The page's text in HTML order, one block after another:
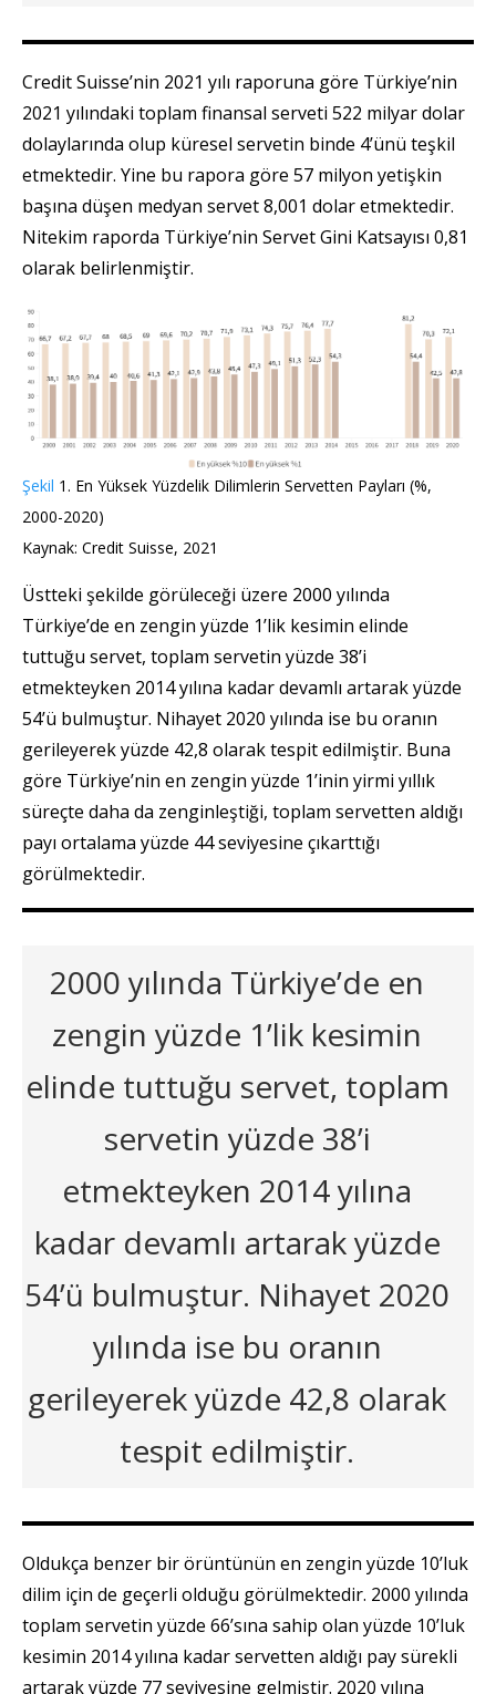
Credit Suisse’nin 2021 yılı raporuna göre Türkiye’nin
2021 yılındaki toplam finansal serveti 522 milyar dolar
dolaylarında olup küresel servetin binde 4’ünü teşkil
etmektedir. Yine bu rapora göre 57 milyon yetişkin
başına düşen medyan servet 8,001 dolar etmektedir.
Nitekim raporda Türkiye’nin Servet Gini Katsayısı 0,81
olarak belirlenmiştir.
Şekil 1. En Yüksek Yüzdelik Dilimlerin Servetten Payları (%,
2000-2020)
Kaynak: Credit Suisse, 2021
Üstteki şekilde görüleceği üzere 2000 yılında
Türkiye’de en zengin yüzde 1’lik kesimin elinde
tuttuğu servet, toplam servetin yüzde 38’i
etmekteyken 2014 yılına kadar devamlı artarak yüzde
54’ü bulmuştur. Nihayet 2020 yılında ise bu oranın
gerileyerek yüzde 42,8 olarak tespit edilmiştir. Buna
göre Türkiye’nin en zengin yüzde 1’inin yirmi yıllık
süreçte daha da zenginleştiği, toplam servetten aldığı
payı ortalama yüzde 44 seviyesine çıkarttığı
görülmektedir.
2000 yılında Türkiye’de en
zengin yüzde 1’lik kesimin
elinde tuttuğu servet, toplam
servetin yüzde 38’i
etmekteyken 2014 yılına
kadar devamlı artarak yüzde
54’ü bulmuştur. Nihayet 2020
yılında ise bu oranın
gerileyerek yüzde 42,8 olarak
tespit edilmiştir.
Oldukça benzer bir örüntünün en zengin yüzde 10’luk
dilim için de geçerli olduğu görülmektedir. 2000 yılında
toplam servetin yüzde 66’sına sahip olan yüzde 10’luk
kesimin 2014 yılına kadar servetten aldığı pay sürekli
artarak yüzde 77 seviyesine gelmiştir. 2020 yılına